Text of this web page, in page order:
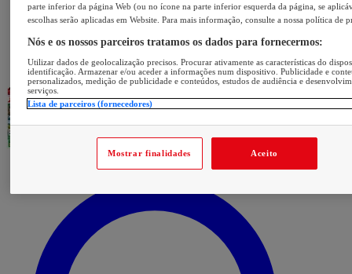
parte inferior da página Web (ou no ícone na parte inferior esquerda da página, se
escolhas serão aplicadas em Website. Para mais informação, consulte a nossa política de
Nós e os nossos parceiros tratamos os dados para fornecermos:
Utilizar dados de geolocalização precisos. Procurar ativamente as características do
identificação. Armazenar e/ou aceder a informações num dispositivo. Publicidade e
personalizados, medição de publicidade e conteúdos, estudos de audiência e
serviços.
Lista de parceiros (fornecedores)
Mostrar finalidades Aceito